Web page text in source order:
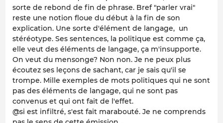
sorte de rebond de fin de phrase. Bref "parler vrai"
reste une notion floue du début à la fin de son
explication. Une sorte d'élément de langage, un
stéréotype. Ses sentences, la politique est comme ça,
elle veut des éléments de langage, ça m'insupporte.
On veut du mensonge? Non non. Je ne peux plus
écoutez ses leçons de sachant, car je sais qu'il se
trompe. Mille exemples de mots politiques qui ne sont
pas des éléments de langage, qui ne sont pas
convenus et qui ont fait de l'effet.
@si est infiltré, s'est fait marabouté. Je ne comprends